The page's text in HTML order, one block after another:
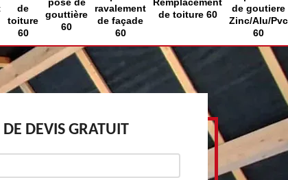
de
toiture
60
gouttière
60
ravalement
de façade
60
de toiture 60
de goutiere
Zinc/Alu/Pvc
60
DEVIS GRATUIT